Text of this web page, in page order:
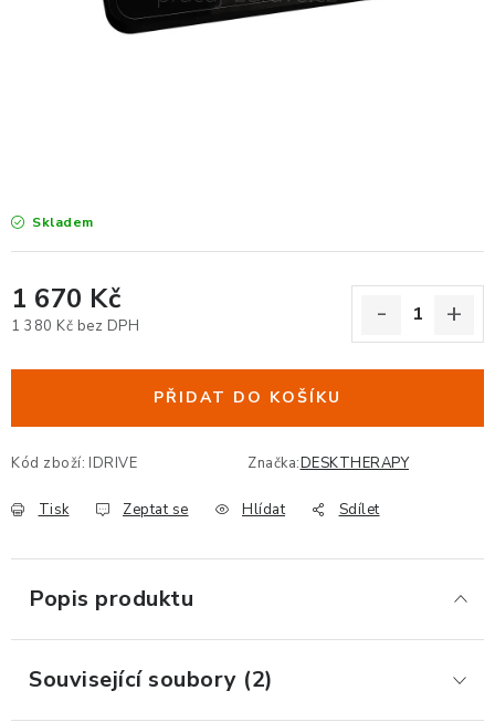
ZDRAVOTNICKÉ POMŮCKY
PODSTAVCE POD MONITOR
PREZENTAČNÍ SYSTÉMY
DRŽÁKY NA TABLET - MOBIL
ERGONOMICKÉ PRODUKTY
PODLOŽKY POD NOHY
PODLOŽKY POD MYŠ A ZÁPĚSTÍ
Skladem
1 670 Kč
1 380 Kč bez DPH
PŘIDAT DO KOŠÍKU
Kód zboží: IDRIVE Značka:DESKTHERAPY
Tisk Zeptat se Hlídat Sdílet
Popis produktu
Související soubory (2)